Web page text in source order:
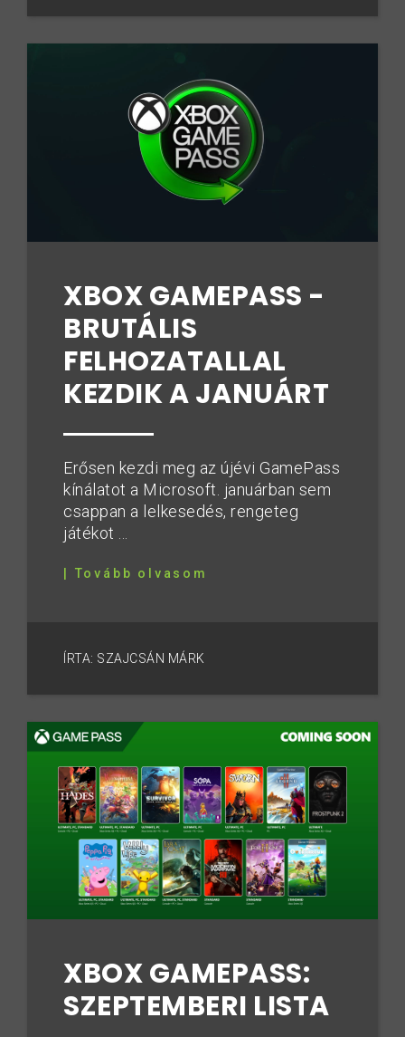
XBOX GAMEPASS -
BRUTÁLIS
FELHOZATALLAL
KEZDIK A JANUÁRT
Erősen kezdi meg az újévi GamePass
kínálatot a Microsoft. januárban sem
csappan a lelkesedés, rengeteg
játékot ...
| Tovább olvasom
ÍRTA: SZAJCSÁN MÁRK
XBOX GAMEPASS:
SZEPTEMBERI LISTA